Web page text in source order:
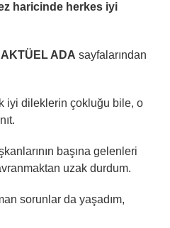
haricinde herkes iyi
AKTÜEL ADA sayfalarından
iyi dileklerin çokluğu bile, o
başına gelenleri
uzak durdum.
sorunlar da yaşadım,